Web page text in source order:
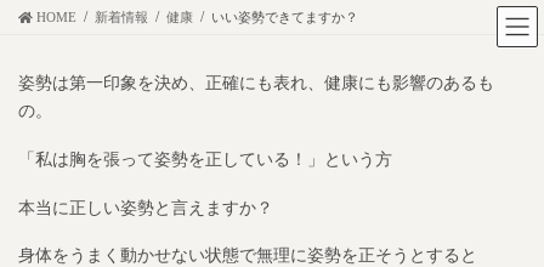
HOME 新着情報 健康 いい姿勢できてますか？
姿勢は第一印象を決め、正確にも表れ、健康にも影響のあるも
の。
「私は胸を張って姿勢を正している！」という方
本当に正しい姿勢と言えますか？
身体をうまく動かせない状態で無理に姿勢を正そうとすると